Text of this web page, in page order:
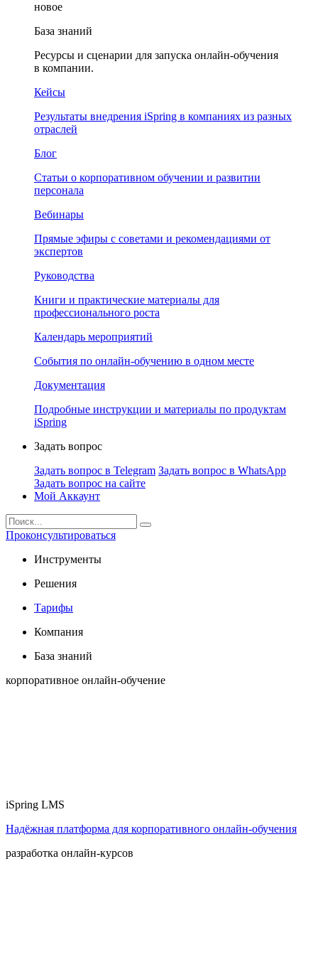
новое
База знаний
Ресурсы и сценарии для запуска онлайн-обучения
в компании.
Кейсы
Результаты внедрения iSpring в компаниях из разных
отраслей
Блог
Статьи о корпоративном обучении и развитии
персонала
Вебинары
Прямые эфиры с советами и рекомендациями от
экспертов
Руководства
Книги и практические материалы для
профессионального роста
Календарь мероприятий
События по онлайн-обучению в одном месте
Документация
Подробные инструкции и материалы по продуктам
iSpring
Задать вопрос
Задать вопрос в Telegram Задать вопрос в WhatsApp
Задать вопрос на сайте
Мой Аккаунт
Проконсультироваться
Инструменты
Решения
Тарифы
Компания
База знаний
корпоративное онлайн-обучение
iSpring LMS
Надёжная платформа для корпоративного онлайн‑обучения
разработка онлайн-курсов